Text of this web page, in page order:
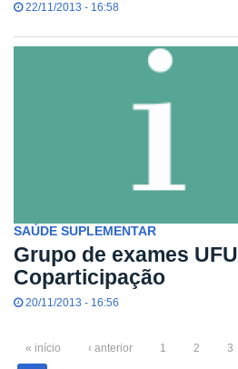
22/11/2013 - 16:58
SAÚDE SUPLEMENTAR
Grupo de exames UFU
Coparticipação
20/11/2013 - 16:56
« início ‹ anterior 1 2 3